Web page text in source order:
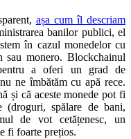
așa cum îl descriam
banilor publici, el
în cazul monedelor cu
sau monero. Blockchainul
a oferi un grad de
ne îmbătăm cu apă rece.
și că aceste monede pot fi
(droguri, spălare de bani,
de vot cetățenesc, un
fi foarte prețios.